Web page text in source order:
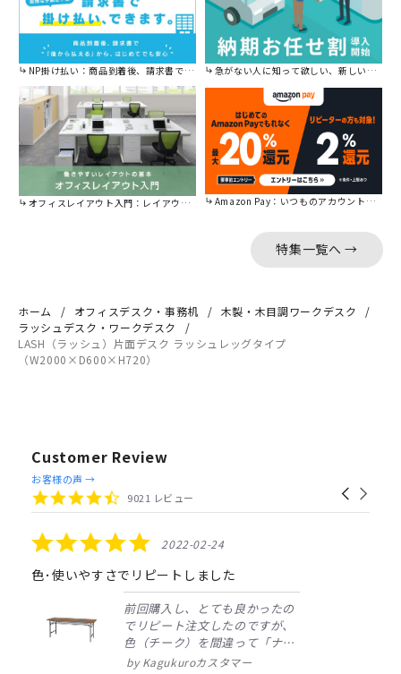
NP掛け払い：商品到着後、請求書で後から払えます。 急がない人に知って欲しい、新しい割引を始めました。
オフィスレイアウト入門：レイアウトの基本をご紹介。 Amazon Pay：いつものアカウントで簡単に決済可能。
特集一覧へ →
ホーム オフィスデスク・事務机
木製・木目調ワークデスク
ラッシュデスク・ワークデスク
LASH（ラッシュ）片面デスク ラッシュレッグタイプ
（W2000×D600×H720）
Customer Review
Reviews
carousel
Carousel
4.4
star
9021 レビュー
お客様の声 →
5.0
star
rating
2022-02-24
色･使いやすさでリピートしました
前回購入し、とても良かったの
でリピート注文したのですが、
色（チーク）を間違って「ナチ
ュラル」としてしまいました。
Kagukuroカスタマー